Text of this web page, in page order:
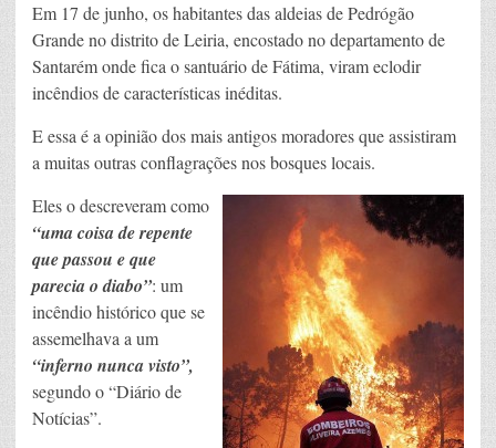
Em 17 de junho, os habitantes das aldeias de Pedrógão
Grande no distrito de Leiria, encostado no departamento de
Santarém onde fica o santuário de Fátima, viram eclodir
incêndios de características inéditas.
E essa é a opinião dos mais antigos moradores que assistiram
a muitas outras conflagrações nos bosques locais.
Eles o descreveram como
“uma coisa de repente
que passou e que
parecia o diabo”: um
incêndio histórico que se
assemelhava a um
“inferno nunca visto”,
segundo o “Diário de
Notícias”.